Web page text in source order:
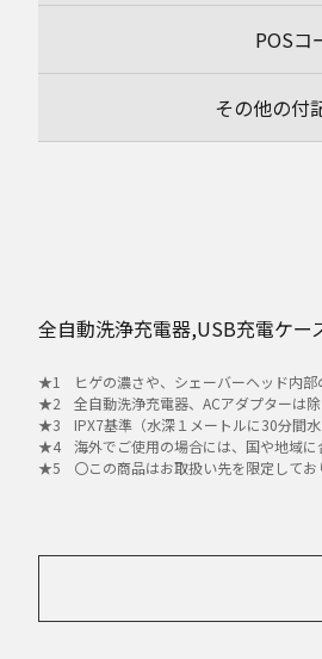
POSコ
その他の付
全自動洗浄充電器,USB充電ケ
ヒゲの濃さや、シェーバーヘッド内
全自動洗浄充電器、ACアダプターは除
IPX7基準（水深１メートルに30分間
海外でご使用の場合には、国や地域
〇この商品はお取扱い先を限定して